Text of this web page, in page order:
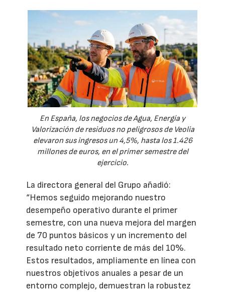
En España, los negocios de Agua, Energía y
Valorización de residuos no peligrosos de Veolia
elevaron sus ingresos un 4,5%, hasta los 1.426
millones de euros, en el primer semestre del
ejercicio.
La directora general del Grupo añadió:
“Hemos seguido mejorando nuestro
desempeño operativo durante el primer
semestre, con una nueva mejora del margen
de 70 puntos básicos y un incremento del
resultado neto corriente de más del 10%.
Estos resultados, ampliamente en línea con
nuestros objetivos anuales a pesar de un
entorno complejo, demuestran la robustez